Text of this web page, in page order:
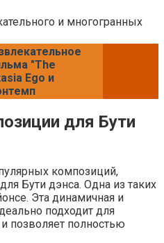
и многогранных
"The
Ego и
для Бути
композиций,
Бути дэнса. Одна из таких
Эта динамичная и
подходит для
позволяет полностью